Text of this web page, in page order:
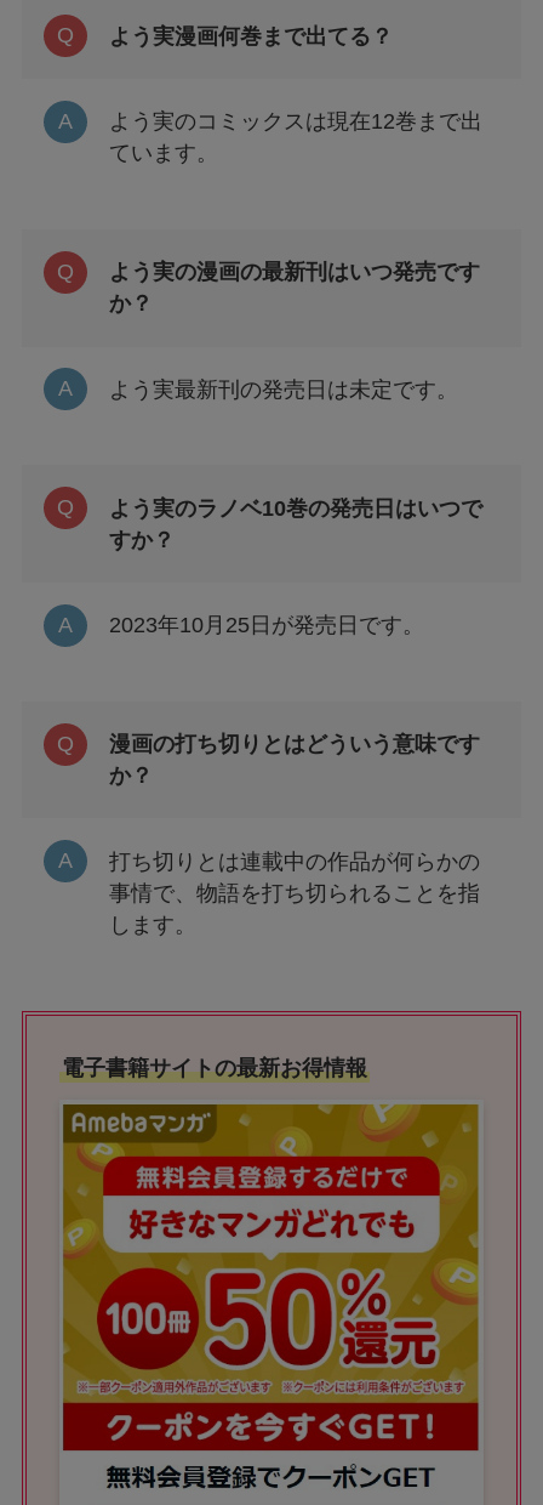
よう実漫画何巻まで出てる？
よう実のコミックスは現在12巻まで出
ています。
よう実の漫画の最新刊はいつ発売です
か？
よう実最新刊の発売日は未定です。
よう実のラノベ10巻の発売日はいつで
すか？
2023年10月25日が発売日です。
漫画の打ち切りとはどういう意味です
か？
打ち切りとは連載中の作品が何らかの
事情で、物語を打ち切られることを指
します。
電子書籍サイトの最新お得情報